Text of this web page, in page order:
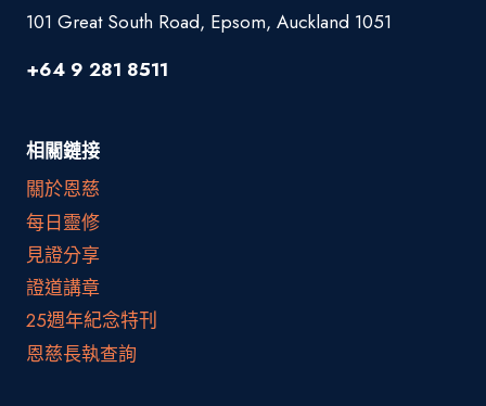
101 Great South Road, Epsom, Auckland 1051
+64 9 281 8511
相關鏈接
關於恩慈
每日靈修
見證分享
證道講章
25週年紀念特刊
恩慈長執查詢